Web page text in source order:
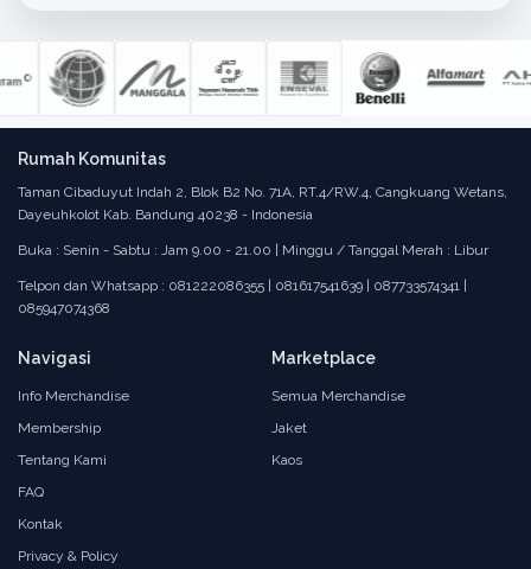
Rumah Komunitas
Taman Cibaduyut Indah 2, Blok B2 No. 71A, RT.4/RW.4, Cangkuang Wetans,
Dayeuhkolot Kab. Bandung 40238 - Indonesia
Buka : Senin - Sabtu : Jam 9.00 - 21.00 | Minggu / Tanggal Merah : Libur
Telpon dan Whatsapp : 081222086355 | 081617541639 | 087733574341 |
085947074368
Navigasi
Info Merchandise
Membership
Tentang Kami
FAQ
Kontak
Privacy & Policy
Marketplace
Semua Merchandise
Jaket
Kaos